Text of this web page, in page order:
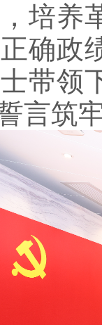
培养
确政
带领
言筑